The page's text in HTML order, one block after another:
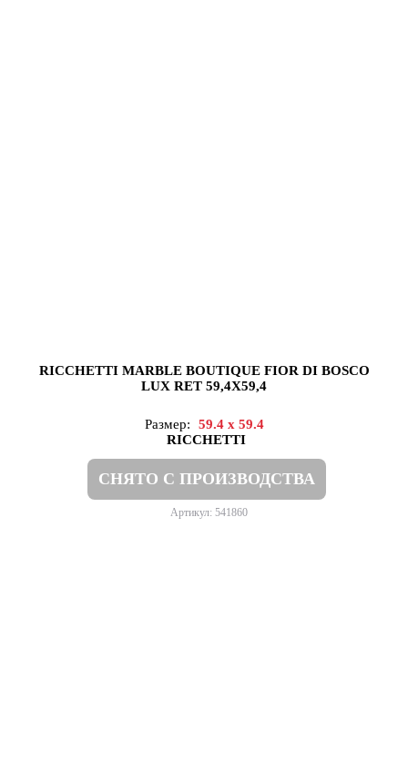
RICCHETTI MARBLE BOUTIQUE FIOR DI BOSCO
LUX RET 59,4X59,4
Размер:
59.4 x 59.4
RICCHETTI
СНЯТО С ПРОИЗВОДСТВА
Артикул: 541860